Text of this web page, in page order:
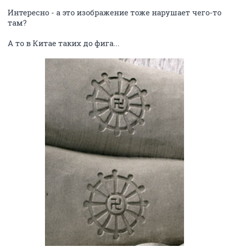
Интересно - а это изображение тоже нарушает чего-то
там?
А то в Китае таких до фига...